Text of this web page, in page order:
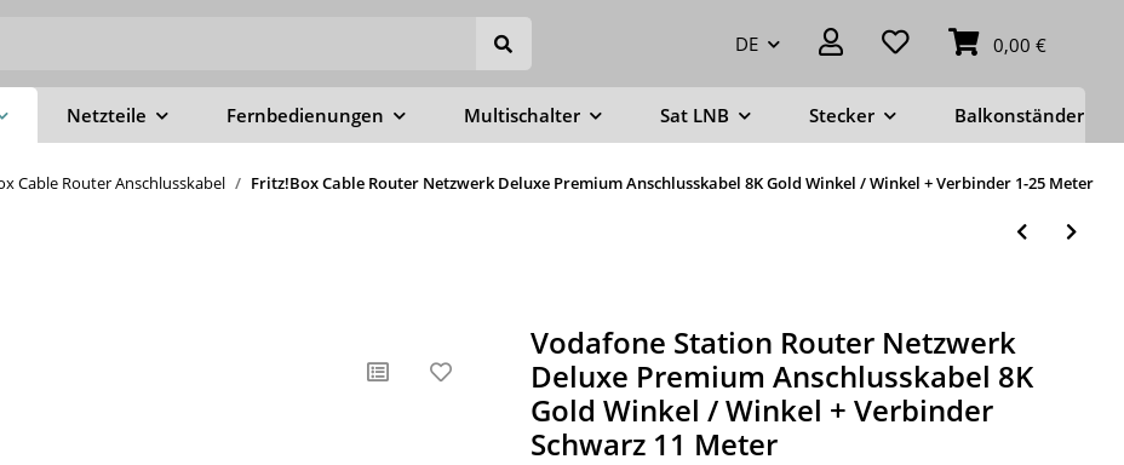
DE 0,00 €
Netzteile Fernbedienungen Multischalter Sat LNB Stecker Balkonständer
Cable Router Anschlusskabel Fritz!Box Cable Router Netzwerk Deluxe Premium Anschlusskabel 8K Gold Winkel / Winkel + Verbinder 1-25 Meter
Vodafone Station Router Netzwerk
Deluxe Premium Anschlusskabel 8K
Gold Winkel / Winkel + Verbinder
Schwarz 11 Meter